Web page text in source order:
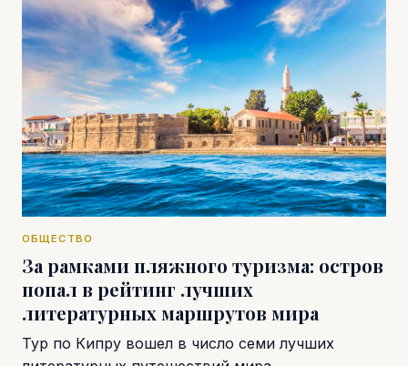
ОБЩЕСТВО
За рамками пляжного туризма: остров
попал в рейтинг лучших
литературных маршрутов мира
Тур по Кипру вошел в число семи лучших